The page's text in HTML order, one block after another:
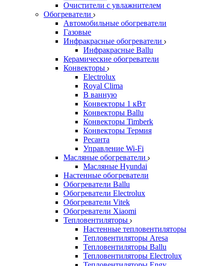
Очистители с увлажнителем
Обогреватели
Автомобильные обогреватели
Газовые
Инфракрасные обогреватели
Инфракрасные Ballu
Керамические обогреватели
Конвекторы
Electrolux
Royal Clima
В ванную
Конвекторы 1 кВт
Конвекторы Ballu
Конвекторы Timberk
Конвекторы Термия
Ресанта
Управление Wi-Fi
Масляные обогреватели
Масляные Hyundai
Настенные обогреватели
Обогреватели Ballu
Обогреватели Electrolux
Обогреватели Vitek
Обогреватели Xiaomi
Тепловентиляторы
Настенные тепловентиляторы
Тепловентиляторы Aresa
Тепловентиляторы Ballu
Тепловентиляторы Electrolux